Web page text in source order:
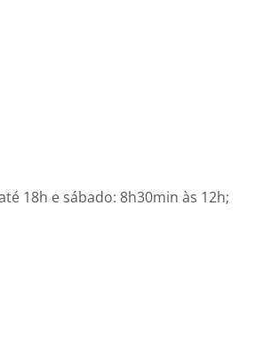
18h e sábado: 8h30min às 12h;